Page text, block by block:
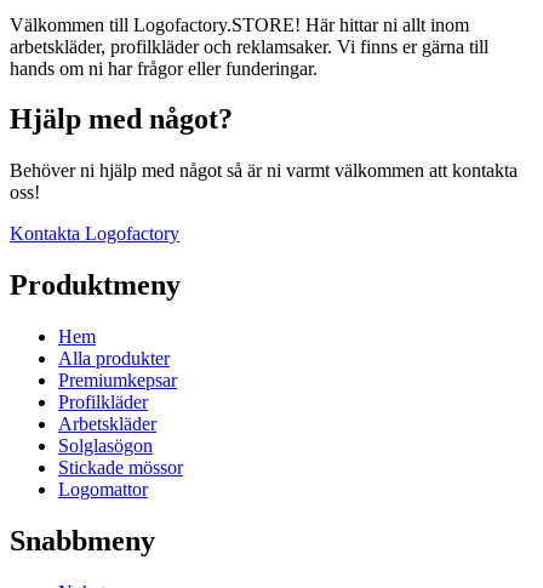
Välkommen till Logofactory.STORE! Här hittar ni allt inom
arbetskläder, profilkläder och reklamsaker. Vi finns er gärna till
hands om ni har frågor eller funderingar.
Hjälp med något?
Behöver ni hjälp med något så är ni varmt välkommen att kontakta
oss!
Kontakta Logofactory
Produktmeny
Hem
Alla produkter
Premiumkepsar
Profilkläder
Arbetskläder
Solglasögon
Stickade mössor
Logomattor
Snabbmeny